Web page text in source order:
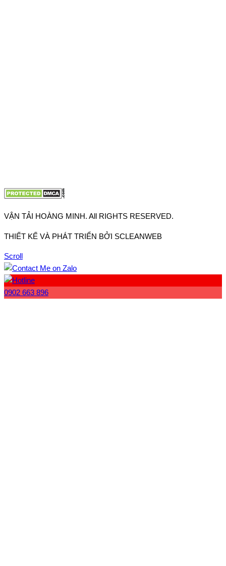
VẬN TẢI HOÀNG MINH. All RIGHTS RESERVED.
THIẾT KẾ VÀ PHÁT TRIỂN BỞI SCLEANWEB
Scroll
0902 663 896